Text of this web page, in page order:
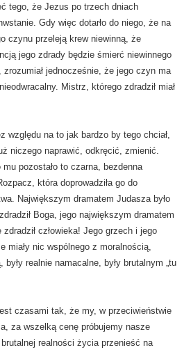
tego, że Jezus po trzech dniach
Gdy więc dotarło do niego, że na
czynu przeleją krew niewinną, że
jego zdrady będzie śmierć niewinnego
zrozumiał jednocześnie, że jego czyn ma
Mistrz, którego zdradził miał
względu na to jak bardzo by tego chciał,
niczego naprawić, odkręcić, zmienić.
pozostało to czarna, bezdenna
która doprowadziła go do
Największym dramatem Judasza było
Boga, jego największym dramatem
zdradził człowieka! Jego grzech i jego
miały nic wspólnego z moralnością,
były realnie namacalne, były brutalnym „tu
czasami tak, że my, w przeciwieństwie
za wszelką cenę próbujemy nasze
realności życia przenieść na